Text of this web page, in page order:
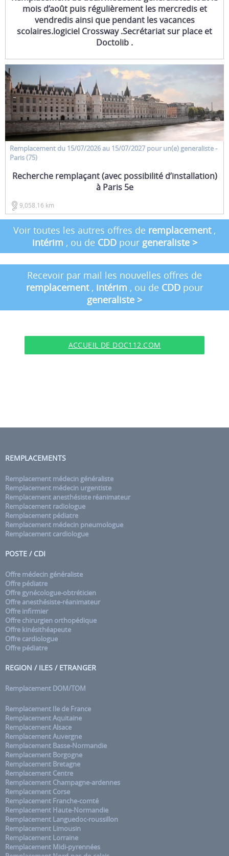
mois d’août puis régulièrement les mercredis et
vendredis ainsi que pendant les vacances
scolaires.logiciel Crossway .Secrétariat sur place et
Doctolib .
Remplacement du 15/07/2026 au 15/07/2027 pour un(e) generaliste-
Paris (75)
Recherche remplaçant (avec possibilité d’installation)
à Paris 5e
9,058.16 km
Voir toutes les autres offres de remplacement ,
intérim , ou de CDDpour generaliste >
Recevoir par mail les nouvelles offres de
remplacement , intérim , ou de CDDpour
generaliste >
ACCUEIL DE DOC112.COM
REMPLACEMENTS
Remplacement médecin généraliste
Remplacement médecin urgentiste
Remplacement anesthésiste réanimateur
Remplacement radiologue
Remplacement pédiatre
Remplacement médecin pneumologue
Remplacement cardiologue
POSTE / CDI
Offre médecin généraliste
Offre pédiatre
Offre gynécologue-obtréticien
Offre anesthésiste-réanimateur
Offre infirmier
Offre chirurgien orthopédique
Offre kinésithéapeute
Offre cardiologue
Offre pédiatre
REGION / ILES / ETRANGER
Remplacement DOM/TOM
Remplacement Ile de France
Remplacement Aquitaine
Remplacement Alsace
Remplacement Auvergne
Remplacement Basse-Normandie
Remplacement Borgogne
Remplacement Bretagne
Remplacement Centre
Remplacement Champagne-ardennes
Remplacement Corse
Remplacement Franche-comté
Remplacement Haute-Normandie
Remplacement Languedoc-roussillon
Remplacement Limousin
Remplacement Lorraine
Remplacement Midi-pyrennées